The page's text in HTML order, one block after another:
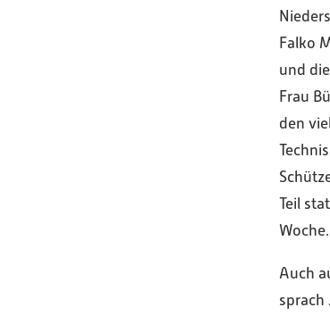
Falko
und
Frau
den
Teil
Woche.
Auch
sprach